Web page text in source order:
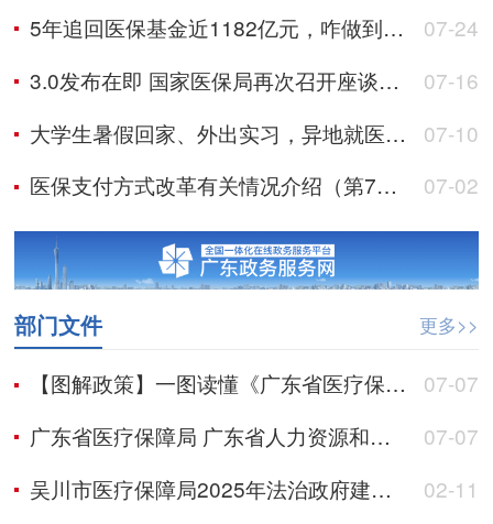
5年追回医保基金近1182亿元，咋做到的？
07-24
3.0发布在即 国家医保局再次召开座谈会听取意见建议
07-16
大学生暑假回家、外出实习，异地就医怎么办？
07-10
医保支付方式改革有关情况介绍（第7期）
07-02
部门文件 更多>>
【图解政策】一图读懂《广东省医疗保障局 广东省人力资源和社会保障厅关于加强长期照护师职业技能培训和等级认定工作的通知》
07-07
广东省医疗保障局 广东省人力资源和社会保障厅关于加强长期照护师职业技能培训和等级认定工作的通知
07-07
吴川市医疗保障局2025年法治政府建设年度报告
02-11